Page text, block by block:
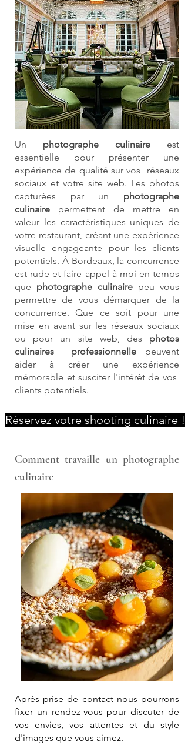
Un photographe culinaire est
essentielle pour présenter une
expérience de qualité sur vos réseaux
sociaux et votre site web. Les photos
capturées par un photographe
culinaire permettent de mettre en
valeur les caractéristiques uniques de
votre restaurant, créant une expérience
visuelle engageante pour les clients
potentiels. À Bordeaux, la concurrence
est rude et faire appel à moi en temps
que photographe culinaire peu vous
permettre de vous démarquer de la
concurrence. Que ce soit pour une
mise en avant sur les réseaux sociaux
ou pour un site web, des photos
culinaires
professionnelle peuvent
aider à créer une expérience
mémorable et susciter l'intérêt de vos
clients potentiels.
Réservez votre shooting culinaire !
Comment travaille un photographe
culinaire
Après prise de contact nous pourrons
fixer un rendez-vous pour discuter de
vos envies, vos attentes et du style
d'images que vous aimez.